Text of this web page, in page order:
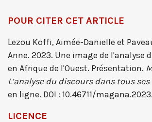
POUR CITER CET ARTICLE
Lezou Koffi, Aimée-Danielle et
Anne. 2023. Une image de l'analyse
en Afrique de l'Ouest. Présentation.
L’analyse du discours dans tous ses
en ligne. DOI : 10.46711/
LICENCE